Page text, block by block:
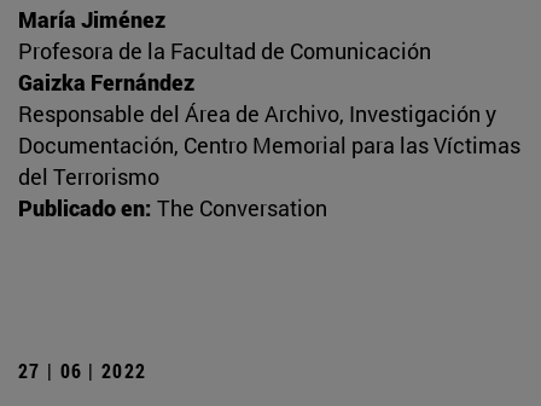
María Jiménez
Profesora de la Facultad de Comunicación
Gaizka Fernández
Responsable del Área de Archivo, Investigación y
Documentación, Centro Memorial para las Víctimas
del Terrorismo
Publicado en: The Conversation
27 | 06 | 2022